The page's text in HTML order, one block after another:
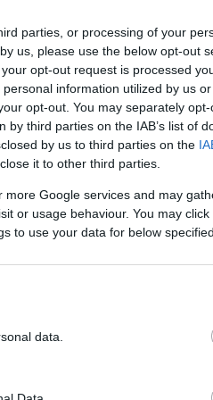
parties, or processing of your
us, please use the below opt-out
opt-out request is processed
information utilized by us
opt-out. You may separately
third parties on the IAB’s list of
by us to third parties on the
it to other third parties.
Google services and may
or usage behaviour. You may
to use your data for below
data.
is nagyon
idején titokban
tele pakolta
is. Befogott
megkeresse a
Gondolta,
tett.
viskója
birtokkal,
a kecskéjét